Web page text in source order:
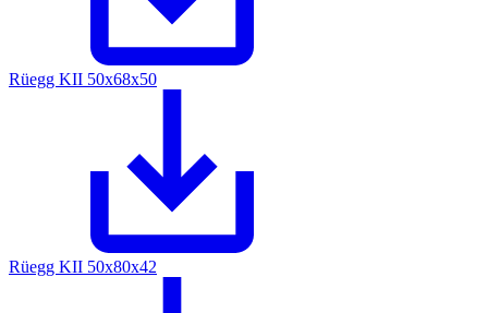
Rüegg KII 50x68x50
Rüegg KII 50x80x42